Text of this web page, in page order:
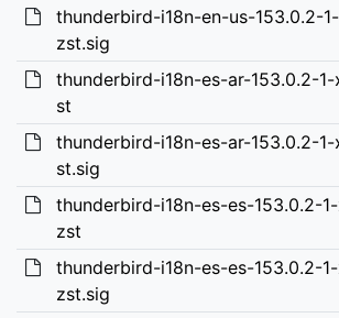
thunderbird-i18n-en-us-153.0.2-
zst.sig
thunderbird-i18n-es-ar-153.0.2-1-
st
thunderbird-i18n-es-ar-153.0.2-1-
st.sig
thunderbird-i18n-es-es-153.0.2-
zst
thunderbird-i18n-es-es-153.0.2-
zst.sig